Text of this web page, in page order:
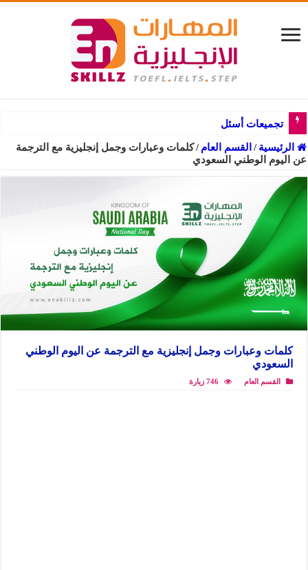
تجميعات أسئلة جرامر اللغة الإنجليزية
الرئيسية / القسم العام / كلمات وعبارات وجمل إنجليزية مع الترجمة
عن اليوم الوطني السعودي
كلمات وعبارات وجمل إنجليزية مع الترجمة عن اليوم الوطني
السعودي
القسم العام 746 زيارة